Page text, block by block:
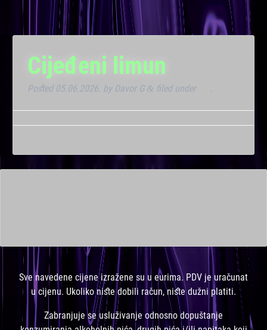
Cijeđeni limun
Posted 05.06.2026. by Davor G & filed under .
Sve navedene cijene izražene su u eurima. PDV je uračunat
u cijenu. Ukoliko niste dobili račun, niste dužni platiti.
Zabranjuje se usluživanje odnosno dopuštanje